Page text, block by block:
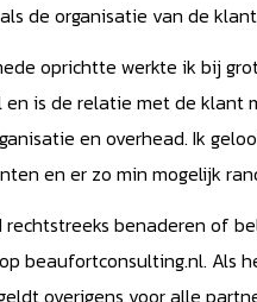
de organisatie van de
oprichtte werkte ik bij
en is de relatie met de klant
en overhead. Ik
en er zo min mogelijk
benaderen of
beaufortconsulting.nl. Als
overigens voor alle